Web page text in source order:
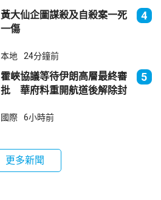
黃大仙企圖謀殺及自殺案一死
一傷
4
本地 24分鐘前
霍峽協議等待伊朗高層最終審
批 華府料重開航道後解除封
5
國際 6小時前
更多新聞